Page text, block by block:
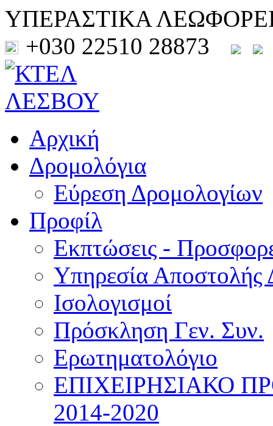
ΥΠΕΡΑΣΤΙΚΑ
+030 22510 28873
Αρχική
Δρομολόγια
Εύρεση Δρομολογίων
Προφίλ
Εκπτώσεις -
Υπηρεσία Αποστολής
Ισολογισμοί
Πρόσκληση Γεν. Συν.
Ερωτηματολόγιο
ΕΠΙΧΕΙΡΗΣΙΑΚΟ
2014-2020